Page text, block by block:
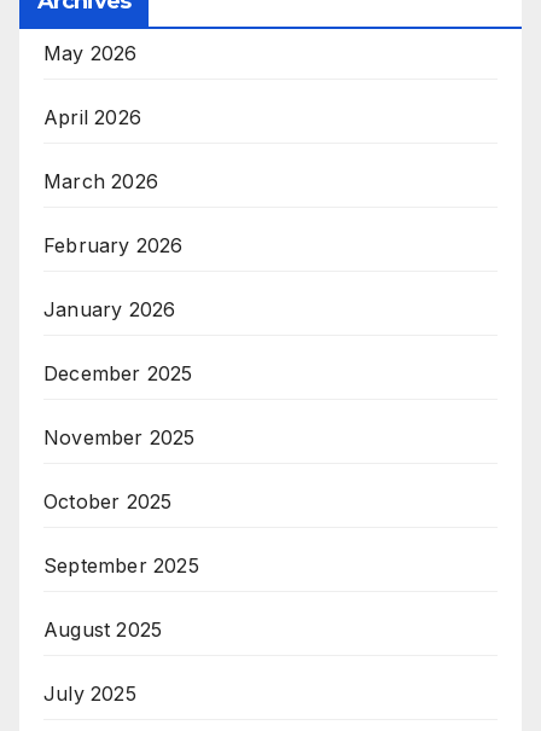
May 2026
April 2026
March 2026
February 2026
January 2026
December 2025
November 2025
October 2025
September 2025
August 2025
July 2025